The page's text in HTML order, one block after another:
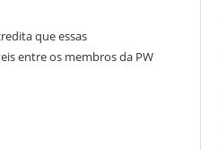
que essas
entre os membros da PW